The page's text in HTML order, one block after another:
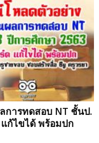
การทดสอบ NT ชั้นป.
ก้ไขได้ พร้อมปก